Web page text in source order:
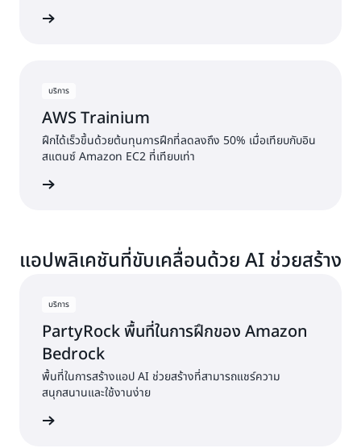
บริการ
AWS Trainium
ฝึกได้เร็วขึ้นด้วยต้นทุนการฝึกที่ลดลงถึง 50% เมื่อเทียบกับอิน
สแตนซ์ Amazon EC2 ที่เทียบเท่า
แอปพลิเคชันที่ขับเคลื่อนด้วย AI ช่วยสร้าง
บริการ
PartyRock พื้นที่ในการฝึกของ Amazon
Bedrock
พื้นที่ในการสร้างแอป AI ช่วยสร้างที่สามารถแชร์ความ
สนุกสนานและใช้งานง่าย